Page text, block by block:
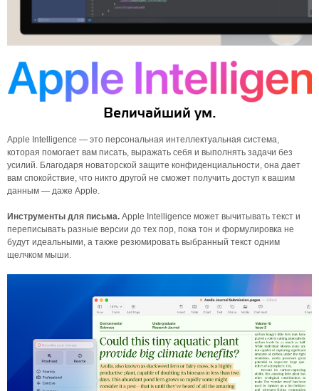
Величайший ум.
Apple Intelligence — это персональная интеллектуальная система,
которая помогает вам писать, выражать себя и выполнять задачи без
усилий. Благодаря новаторской защите конфиденциальности, она дает
вам спокойствие, что никто другой не сможет получить доступ к вашим
данным — даже Apple.
Инструменты для письма. Apple Intelligence может вычитывать текст и
переписывать разные версии до тех пор, пока тон и формулировка не
будут идеальными, а также резюмировать выбранный текст одним
щелчком мыши.